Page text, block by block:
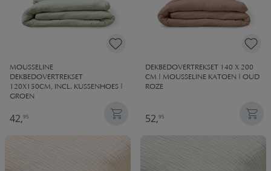
MOUSSELINE
DEKBEDOVERTREKSET
120X150CM, INCL. KUSSENHOES |
GROEN
42,95
DEKBEDOVERTREKSET 140 X 200
CM | MOUSSELINE KATOEN | OUD
ROZE
52,95